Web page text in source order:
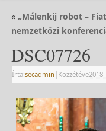
«„Málenkij robot –
nemzetközi
DSC07726
Írta:secadmin | Közzétéve